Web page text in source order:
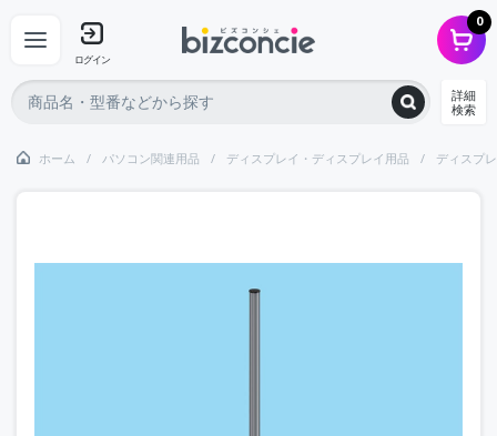
ログイン
0
詳細
検索
ホーム パソコン関連用品 ディスプレイ・ディスプレイ用品 ディスプ